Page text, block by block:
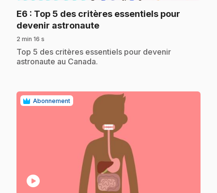
E6 : Top 5 des critères essentiels pour
devenir astronaute.
2 min 16 s
.Top 5 des critères essentiels pour devenir
astronaute au Canada.
Abonnement
play_circle